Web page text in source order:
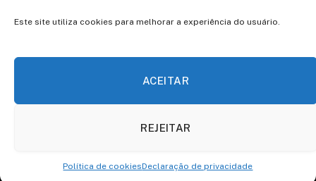
Este site utiliza cookies para melhorar a experiência do usuário.
ACEITAR
REJEITAR
Política de cookiesDeclaração de privacidade
FacebookTwitter InstagramPinterest